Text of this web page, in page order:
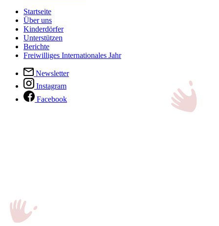
Startseite
Über uns
Kinderdörfer
Unterstützen
Berichte
Freiwilliges Internationales Jahr
Newsletter
Instagram
Facebook